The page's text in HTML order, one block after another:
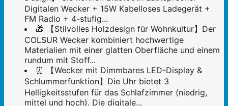
Digitalen Wecker + 15W Kabelloses Ladegerät +
FM Radio + 4-stufig...
🎁 【Stilvolles Holzdesign für Wohnkultur】Der
COLSUR Wecker kombiniert hochwertige
Materialien mit einer glatten Oberfläche und einem
rundum mit Stoff...
⏰ 【Wecker mit Dimmbares LED-Display &
Schlummerfunktion】Die Uhr bietet 3
Helligkeitsstufen für das Schlafzimmer (niedrig,
mittel und hoch). Die digitale...